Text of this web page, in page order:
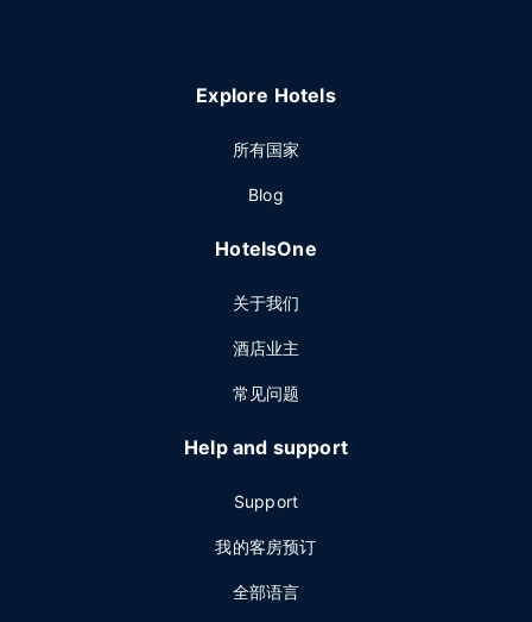
Explore Hotels
所有国家
Blog
HotelsOne
关于我们
酒店业主
常见问题
Help and support
Support
我的客房预订
全部语言